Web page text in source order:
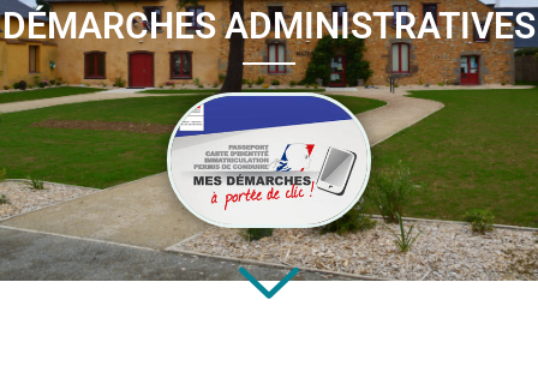
DÉMARCHES ADMINISTRATIVES